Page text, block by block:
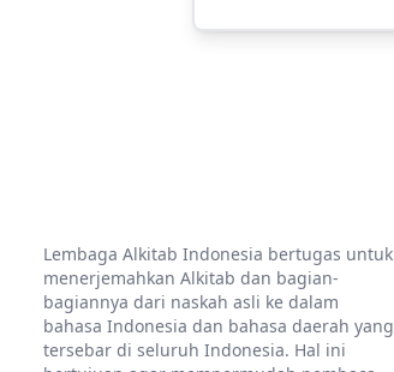
Lembaga Alkitab Indonesia bertugas untuk
menerjemahkan Alkitab dan bagian-
bagiannya dari naskah asli ke dalam
bahasa Indonesia dan bahasa daerah yang
tersebar di seluruh Indonesia. Hal ini